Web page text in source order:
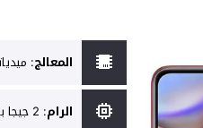
المعالج: ميدياتك
الرام: 2 جيجا بايت